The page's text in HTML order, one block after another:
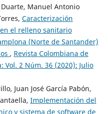
Duarte, Manuel Antonio
Caracterización
el relleno sanitario
(Norte de Santander)
, Revista Colombiana de
Vol. 2 Núm. 36 (2020): Julio
Juan José García Pabón,
Implementación del
y sistema de software de